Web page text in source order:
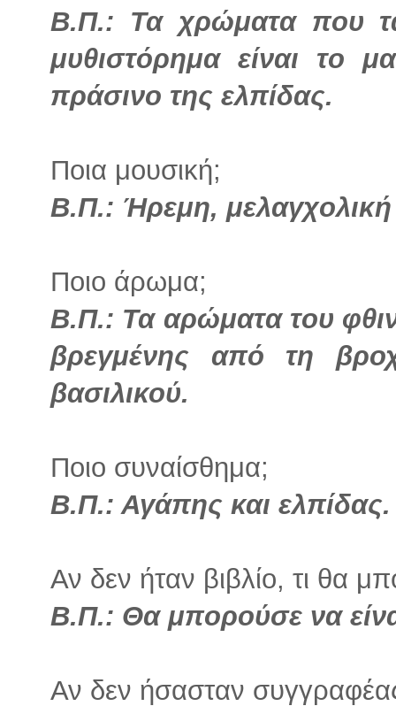
Β.Π.: Τα χρώματα που
μυθιστόρημα είναι το
πράσινο της ελπίδας.
Ποια μουσική;
Β.Π.: Ήρεμη, μελαγχολική
Ποιο άρωμα;
Β.Π.: Τα αρώματα του
βρεγμένης από τη
βασιλικού.
Ποιο συναίσθημα;
Β.Π.: Αγάπης και ελπίδας.
Αν δεν ήταν βιβλίο, τι θα
Β.Π.: Θα μπορούσε να
Αν δεν ήσασταν